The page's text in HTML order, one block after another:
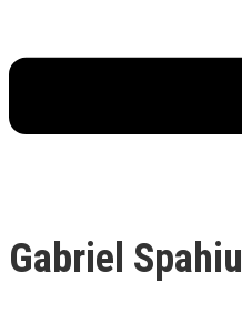
Gabriel Spahiu